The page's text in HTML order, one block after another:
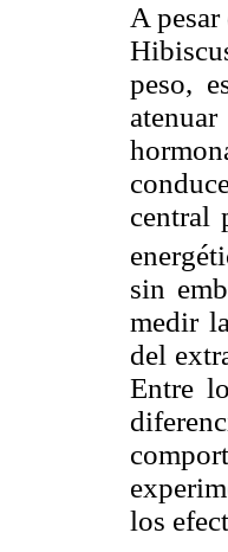
A
peso,
central
sin
medir
del
Entre
los